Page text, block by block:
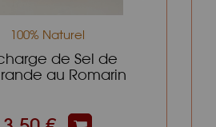
100% Naturel
de Sel de
au Romarin